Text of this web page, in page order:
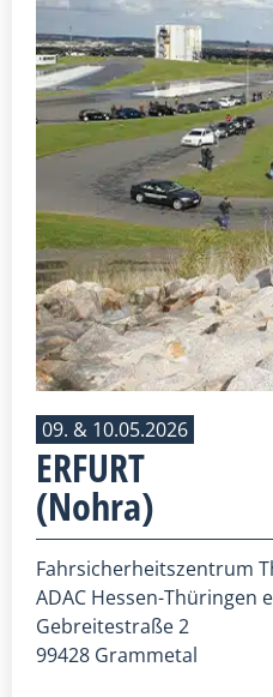
09. & 10.05.2026
ERFURT
(Nohra)
Fahrsicherheitszentrum
ADAC Hessen-Thüringen
Gebreitestraße 2
99428 Grammetal